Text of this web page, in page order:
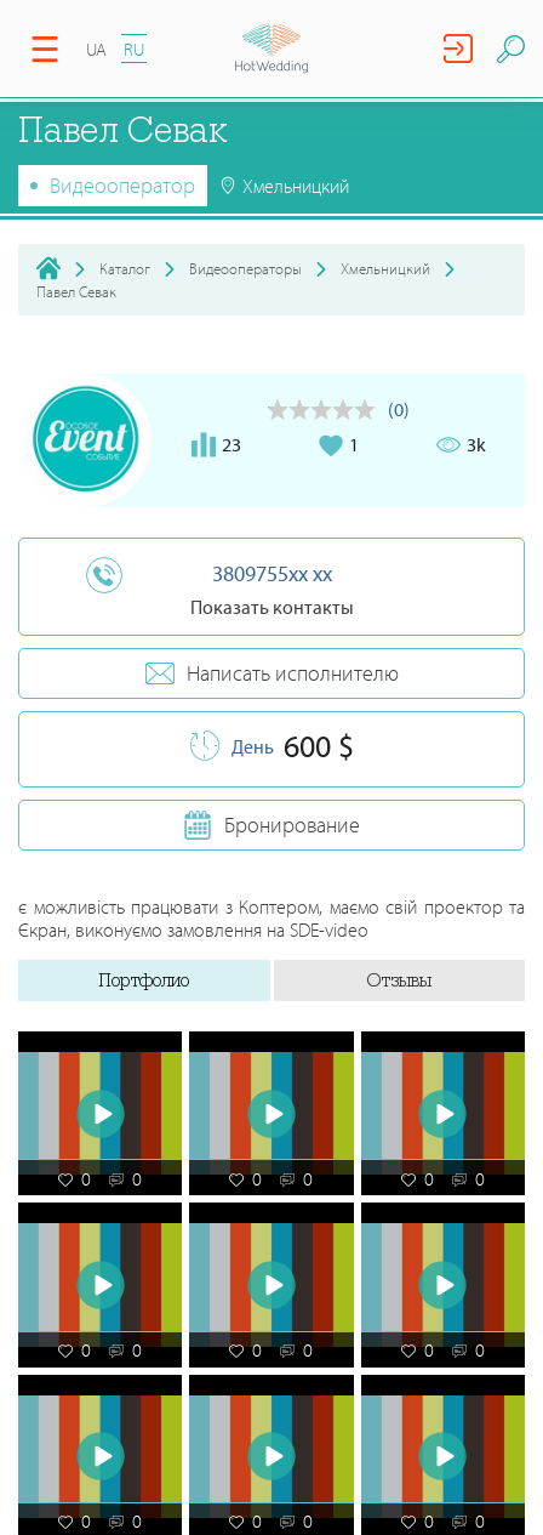
UA RU
Павел Севак
Видеооператор Хмельницкий
Каталог Видеооператоры
Хмельницкий
Павел Севак
(0)
23
1 3k
3809755xx xx
Показать контакты
Написать исполнителю
День 600 $
Бронирование
є можливість працювати з Коптером, маємо свій проектор та
Єкран, виконуємо замовлення на SDE-video
Портфолио Отзывы
0 0 0 0 0 0
0 0 0 0 0 0
0 0 0 0 0 0